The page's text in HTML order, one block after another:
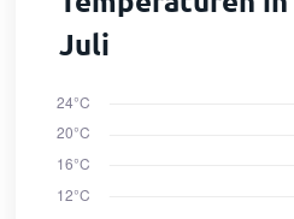
Juli